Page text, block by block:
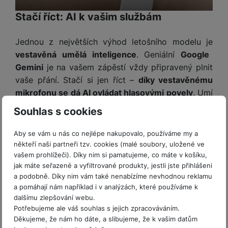
Souhlas s cookies
Aby se vám u nás co nejlépe nakupovalo, používáme my a
někteří naši partneři tzv. cookies (malé soubory, uložené ve
vašem prohlížeči). Díky nim si pamatujeme, co máte v košíku,
jak máte seřazené a vyfiltrované produkty, jestli jste přihlášeni
a podobně. Díky nim vám také nenabízíme nevhodnou reklamu
a pomáhají nám například i v analýzách, které používáme k
dalšímu zlepšování webu.
Potřebujeme ale váš souhlas s jejich zpracováváním.
Děkujeme, že nám ho dáte, a slibujeme, že k vašim datům
Stačí říct: AI k vašim službám
Jednou z největších výhod letošního modelu je
vestavěná umělá inteligence. Geniální Google
Gemini je na vašem zápěstí vždy připravený plnit
vaše přání. Stačí si jen říct – díky vestavěnému
mikrofonu se dá AI ovládat hlasovými povely. Umí
například shrnout váš poslední e-mail, navrhnout
zprávu pro kolegu nebo si zapamatovat nějakou
užitečnou informaci – například kde jste
zaparkovali auto nebo jaký film vám právě
doporučil kamarád. Je to intuitivní a snadné.